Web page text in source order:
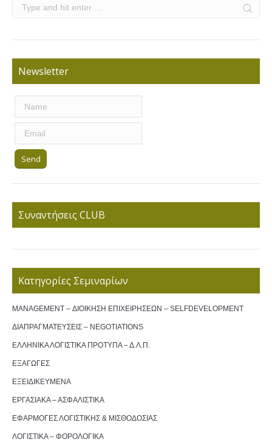
Newsletter
Συναντήσεις CLUB
Κατηγορίες Σεμιναρίων
MANAGEMENT – ΔΙΟΙΚΗΣΗ ΕΠΙΧΕΙΡΗΣΕΩΝ – SELFDEVELOPMENT
ΔΙΑΠΡΑΓΜΑΤΕΥΣΕΙΣ – NEGOTIATIONS
ΕΛΛΗΝΙΚΑ ΛΟΓΙΣΤΙΚΑ ΠΡΟΤΥΠΑ – Δ.Λ.Π.
ΕΞΑΓΩΓΕΣ
ΕΞΕΙΔΙΚΕΥΜΕΝΑ
ΕΡΓΑΣΙΑΚΑ – ΑΣΦΑΛΙΣΤΙΚΑ
ΕΦΑΡΜΟΓΕΣ ΛΟΓΙΣΤΙΚΗΣ & ΜΙΣΘΟΔΟΣΙΑΣ
ΛΟΓΙΣΤΙΚΑ – ΦΟΡΟΛΟΓΙΚΑ